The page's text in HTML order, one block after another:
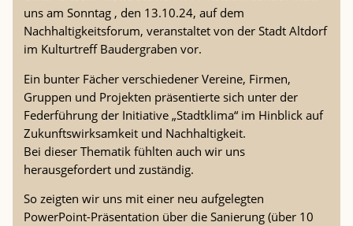
uns am Sonntag , den 13.10.24, auf dem
Nachhaltigkeitsforum, veranstaltet von der Stadt Altdorf
im Kulturtreff Baudergraben vor.
Ein bunter Fächer verschiedener Vereine, Firmen,
Gruppen und Projekten präsentierte sich unter der
Federführung der Initiative „Stadtklima“ im Hinblick auf
Zukunftswirksamkeit und Nachhaltigkeit.
Bei dieser Thematik fühlten auch wir uns
herausgefordert und zuständig.
So zeigten wir uns mit einer neu aufgelegten
PowerPoint-Präsentation über die Sanierung (über 10